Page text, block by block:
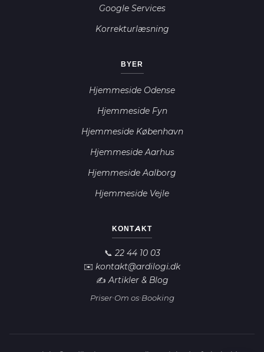
Google Services
Korrekturlæsning
BYER
Hjemmeside Odense
Hjemmeside Fyn
Hjemmeside København
Hjemmeside Aarhus
Hjemmeside Aalborg
Hjemmeside Vejle
KONTAKT
📞 22 44 10 03
✉️ kontakt@ardilogi.dk
✍️ Artikler & Blog
Priser·Om os·Booking
Hej! 👋 Jeg er Ardilogi's AI-assistent.
Jeg hjælper dig med at finde den rette